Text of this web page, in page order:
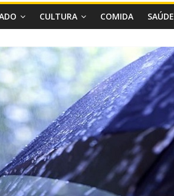
CULTURA COMIDA SAÚDE